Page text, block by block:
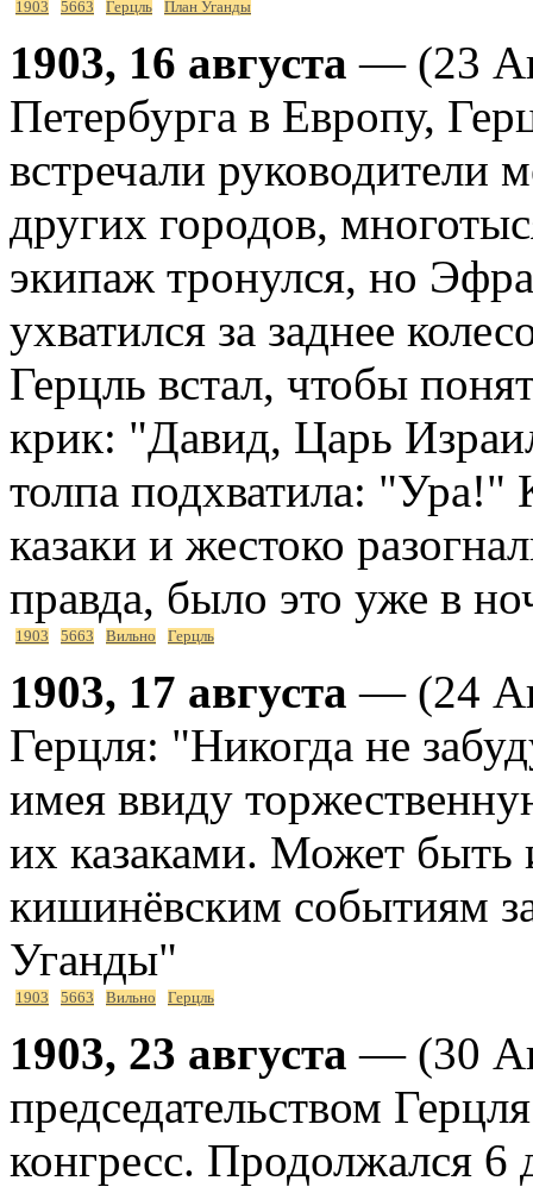
1903 5663 Герцль План Уганды
1903, 16 августа — (23
Петербурга в Европу,
встречали руководители
других городов,
экипаж тронулся, но
ухватился за заднее
Герцль встал, чтобы
крик: "Давид, Царь
толпа подхватила: "Ура!"
казаки и жестоко
правда, было это уже в
1903 5663 Вильно Герцль
1903, 17 августа — (24
Герцля: "Никогда не
имея ввиду
их казаками. Может быть
кишинёвским событиям
Уганды"
1903 5663 Вильно Герцль
1903, 23 августа — (30
председательством
конгресс. Продолжался 6